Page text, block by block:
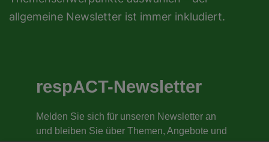
allgemeine Newsletter ist immer inkludiert.